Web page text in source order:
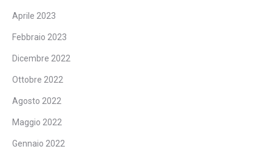
Aprile 2023
Febbraio 2023
Dicembre 2022
Ottobre 2022
Agosto 2022
Maggio 2022
Gennaio 2022